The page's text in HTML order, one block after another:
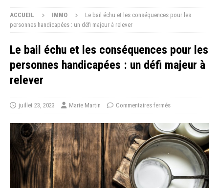
ACCUEIL IMMO
Le bail échu et les conséquences pour les
personnes handicapées : un défi majeur à relever
Le bail échu et les conséquences pour les
personnes handicapées : un défi majeur à
relever
juillet 23, 2023 Marie Martin Commentaires fermés